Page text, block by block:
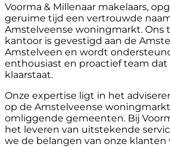
Voorma & Millenaar makelaars,
geruime tijd een vertrouwde
Amstelveense woningmarkt. Ons
kantoor is gevestigd aan de
Amstelveen en wordt
enthousiast en proactief team dat
klaarstaat.
Onze expertise ligt in het
op de Amstelveense
omliggende gemeenten. Bij
het leveren van uitstekende
we de belangen van onze klanten